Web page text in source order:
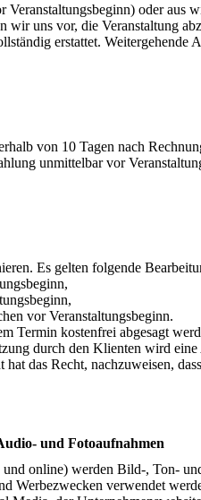
Veranstaltungsbeginn) oder aus
wir uns vor, die Veranstaltung
erstattet. Weitergehende
von 10 Tagen nach
unmittelbar vor
Es gelten folgende
vor Veranstaltungsbeginn.
Termin kostenfrei abgesagt
durch den Klienten wird
das Recht, nachzuweisen,
und Fotoaufnahmen
online) werden Bild-, Ton-
Werbezwecken verwendet